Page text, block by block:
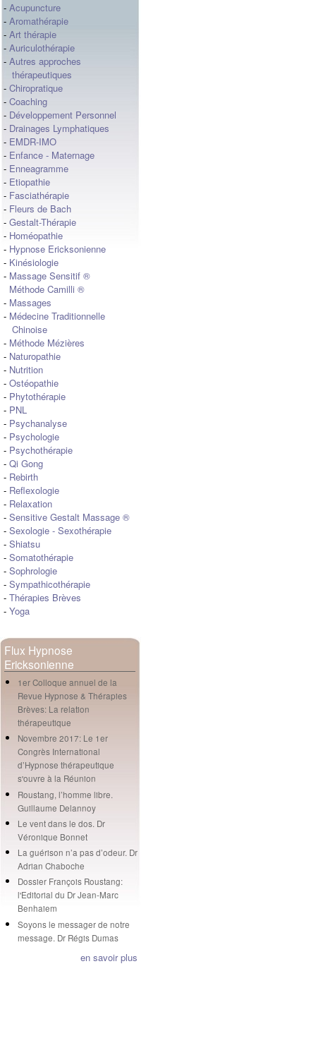
- Acupuncture
- Aromathérapie
- Art thérapie
- Auriculothérapie
- Autres approches
thérapeutiques
- Chiropratique
- Coaching
- Développement Personnel
- Drainages Lymphatiques
- EMDR-IMO
- Enfance - Maternage
- Enneagramme
- Etiopathie
- Fasciathérapie
- Fleurs de Bach
- Gestalt-Thérapie
- Homéopathie
- Hypnose Ericksonienne
- Kinésiologie
- Massage Sensitif ®
Méthode Camilli ®
- Massages
- Médecine Traditionnelle
Chinoise
- Méthode Mézières
- Naturopathie
- Nutrition
- Ostéopathie
- Phytothérapie
- PNL
- Psychanalyse
- Psychologie
- Psychothérapie
- Qi Gong
- Rebirth
- Reflexologie
- Relaxation
- Sensitive Gestalt Massage ®
- Sexologie - Sexothérapie
- Shiatsu
- Somatothérapie
- Sophrologie
- Sympathicothérapie
- Thérapies Brèves
- Yoga
Flux Hypnose
Ericksonienne
1er Colloque annuel de la
Revue Hypnose & Thérapies
Brèves: La relation
thérapeutique
Novembre 2017: Le 1er
Congrès International
d’Hypnose thérapeutique
s'ouvre à la Réunion
Roustang, l’homme libre.
Guillaume Delannoy
Le vent dans le dos. Dr
Véronique Bonnet
La guérison n’a pas d’odeur. Dr
Adrian Chaboche
Dossier François Roustang:
l'Editorial du Dr Jean-Marc
Benhaiem
Soyons le messager de notre
message. Dr Régis Dumas
en savoir plus